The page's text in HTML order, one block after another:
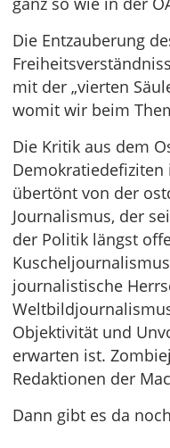
Die Entzauberung
mit der „vierten
womit wir beim
Die Kritik aus dem
übertönt von der
Journalismus, der
der Politik längst
journalistische
Objektivität und
erwarten ist.
Redaktionen der
Dann gibt es da